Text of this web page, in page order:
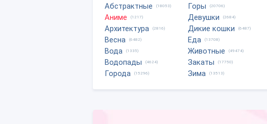
Абстрактные (18053)
Аниме (1217)
Архитектура (2816)
Весна (6482)
Вода (1335)
Водопады (4624)
Города (15296)
Горы (20706)
Девушки (2684)
Дикие кошки (6487)
Еда (13708)
Животные (49474)
Закаты (17750)
Зима (13513)